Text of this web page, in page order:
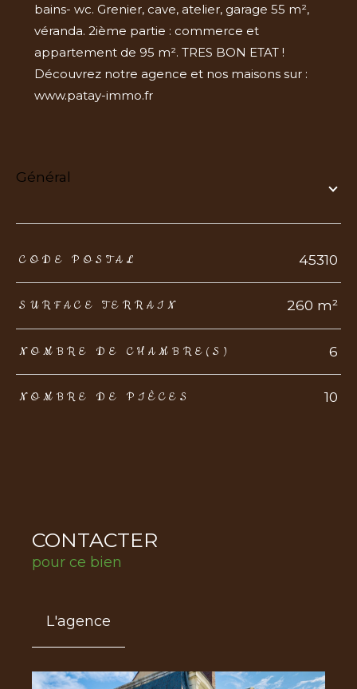
bains- wc. Grenier, cave, atelier, garage 55 m²,
véranda. 2ième partie : commerce et
appartement de 95 m². TRES BON ETAT !
Découvrez notre agence et nos maisons sur :
www.patay-immo.fr
général
TRAD_ZEPHYR_Caracteristique TRAD_ZEPHYR_Valeurs
CODE POSTAL 45310
SURFACE TERRAIN 260 m²
NOMBRE DE CHAMBRE(S) 6
NOMBRE DE PIÈCES 10
CONTACTER
pour ce bien
L'agence